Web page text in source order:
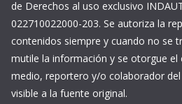
de Derechos al uso exclusivo
022710022000-203. Se autoriza la
contenidos siempre y cuando no se
mutile la información y se otorgue
medio, reportero y/o colaborador
visible a la fuente original.